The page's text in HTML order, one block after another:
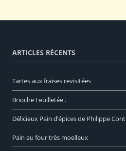
ARTICLES RÉCENTS
Tartes aux fraises revisitées
Brioche Feuilletée .
Délicieux Pain d’épices de Philippe
Pain au four trés moelleux